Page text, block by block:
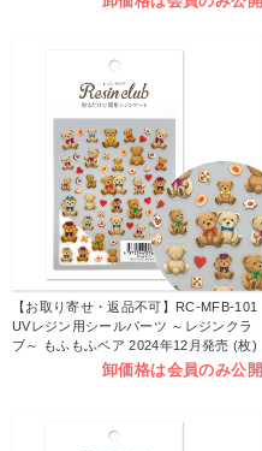
【お取り寄せ・返品不可】RC-MFB-101
UVレジン用シールパーツ ～レジンクラ
ブ～ もふもふベア 2024年12月発売 (枚)
卸価格は会員のみ公開